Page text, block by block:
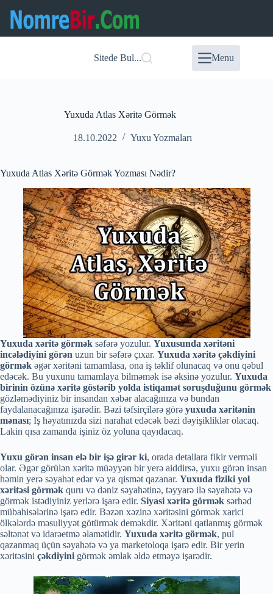
content
Sitede Bul... Menu
Yuxuda Atlas Xəritə Görmək
18.10.2022 Yuxu Yozmaları
Yuxuda Atlas Xəritə Görmək Yozması Nədir?
Yuxuda xəritə görmək səfərə yozulur. Yuxusunda xəritəni
incələdiyini görən uzun bir səfərə çıxar. Yuxuda xəritə çəkdiyini
görmək əgər xəritəni tamamlasa, ona iş təklif olunacaq və onu qəbul
edəcək. Bu yuxunu tamamlaya bilməmək isə əksinə yozulur. Yuxuda
birinin özünə xəritə göstərib yolda istiqamət soruşduğunu görmək
gözləmədiyiniz bir insandan xəbər alacağınıza və bundan
faydalanacağınıza işarədir. Bəzi təfsirçilərə görə yuxuda xəritənin
mənası; İş həyatınızda sizi narahat edəcək bəzi dəyişikliklər olacaq.
Lakin qısa zamanda işiniz öz yoluna qayıdacaq.
Yuxu görən insan elə bir işə girər ki, orada detallara fikir verməli
olar. Əgər görülən xəritə müəyyən bir yerə aiddirsə, yuxu görən insan
həmin yerə səyahət edər və ya qismət qazanar. Yuxuda fiziki yol
xəritəsi görmək quru və dəniz səyahətinə, təyyarə ilə səyahətə və
görmək istədiyiniz yerlərə işarə edir. Siyasi xəritə görmək sərhəd
mübahisələrinə işarə edir. Bəzən xəzinə xəritəsini görmək xarici
ölkələrdə məsuliyyət götürmək deməkdir. Xəritəni qatlanmış görmək
səltənət və idarəetmə əlamətidir. Yuxuda xəritə görmək, pul
qazanmaq üçün səyahətə və ya marketoloqa işarə edir. Bir yerin
xəritəsini çəkdiyini görmək əmlak əldə etməyə işarədir.